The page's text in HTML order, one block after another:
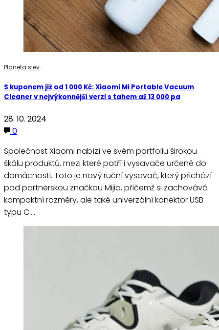
Planeta slev
S kuponem již od 1 000 Kč: Xiaomi Mi Portable Vacuum
Cleaner v nejvýkonnější verzi s tahem až 13 000 pa
28. 10. 2024
0
Společnost Xiaomi nabízí ve svém portfoliu širokou
škálu produktů, mezi které patří i vysavače určené do
domácnosti. Toto je nový ruční vysavač, který přichází
pod partnerskou značkou Mijia, přičemž si zachovává
kompaktní rozměry, ale také univerzální konektor USB
typu C.…